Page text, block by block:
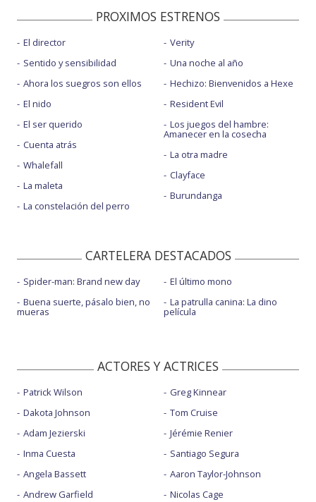
PROXIMOS ESTRENOS
El director
Sentido y sensibilidad
Ahora los suegros son ellos
El nido
El ser querido
Cuenta atrás
Whalefall
La maleta
La constelación del perro
Verity
Una noche al año
Hechizo: Bienvenidos a Hexe
Resident Evil
Los juegos del hambre:
Amanecer en la cosecha
La otra madre
Clayface
Burundanga
CARTELERA DESTACADOS
Spider-man: Brand new day
Buena suerte, pásalo bien, no
mueras
El último mono
La patrulla canina: La dino
película
ACTORES Y ACTRICES
Patrick Wilson
Dakota Johnson
Adam Jezierski
Inma Cuesta
Angela Bassett
Andrew Garfield
Greg Kinnear
Tom Cruise
Jérémie Renier
Santiago Segura
Aaron Taylor-Johnson
Nicolas Cage